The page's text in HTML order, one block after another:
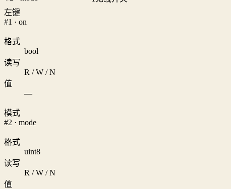
左键
#1 · on
格式
bool
读写
R / W / N
值
—
模式
#2 · mode
格式
uint8
读写
R / W / N
值